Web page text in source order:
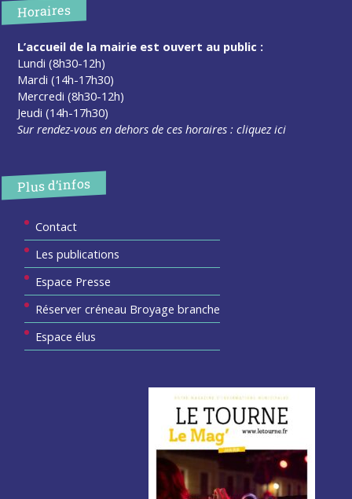
Horaires
L’accueil de la mairie est ouvert au public :
Lundi (8h30-12h)
Mardi (14h-17h30)
Mercredi (8h30-12h)
Jeudi (14h-17h30)
Sur rendez-vous en dehors de ces horaires :cliquez ici
Plus d’infos
Contact
Les publications
Espace Presse
Réserver créneau Broyage branche
Espace élus